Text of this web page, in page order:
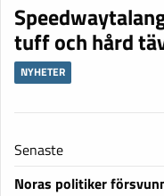
tuff och hård
NYHETER
Senaste
Noras politiker